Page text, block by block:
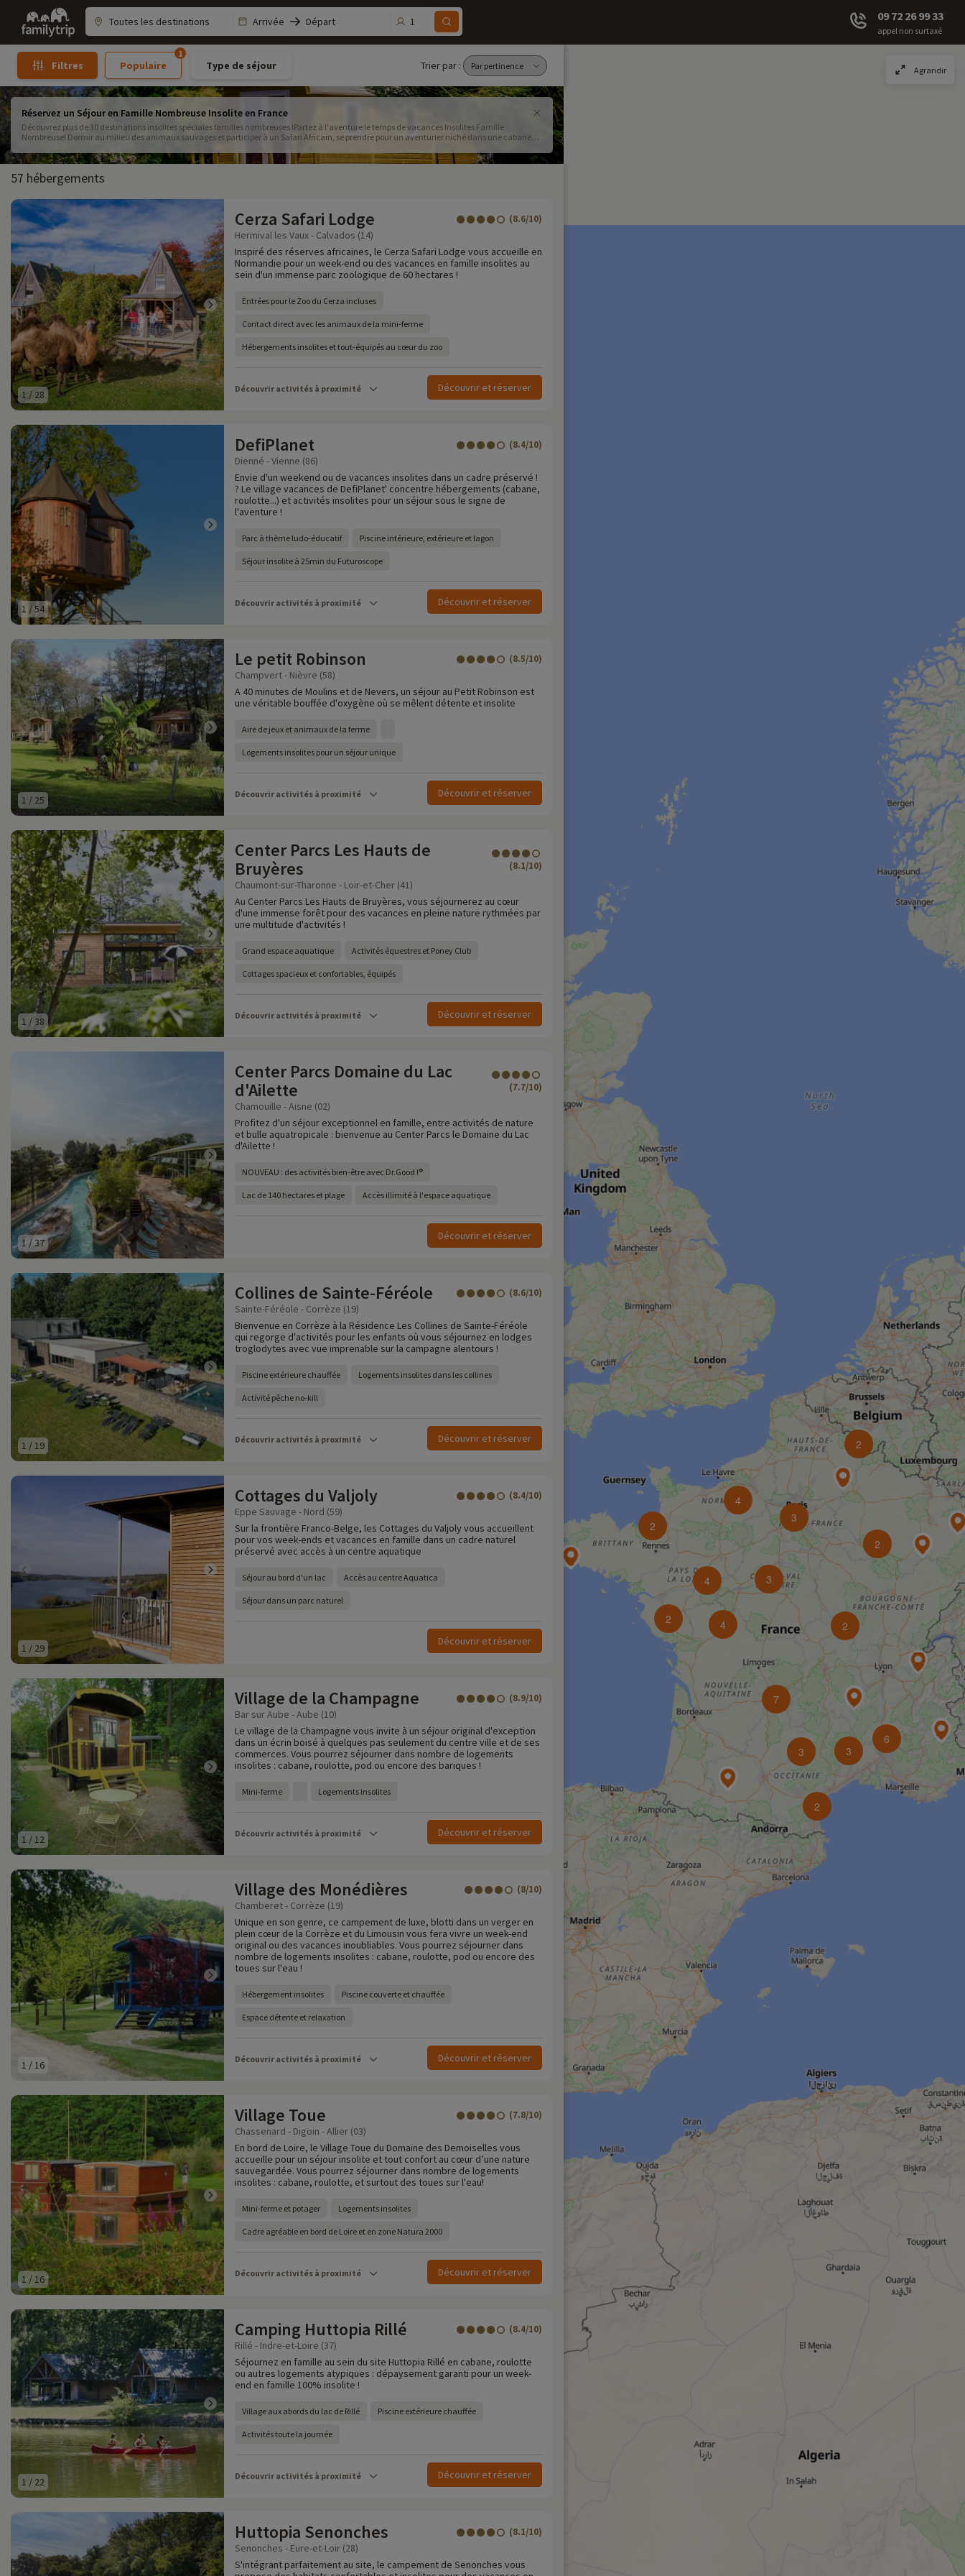
Family
trip
Arrivée Départ 1 09 72 26 99 33
appel non surtaxé
Filtres Populaire
1
Type de séjour Trier par :
Réservez un Séjour en Famille Nombreuse Insolite en France
Découvrez plus de 30 destinations insolites spéciales familles nombreuses !Partez à l'aventure le temps de vacances Insolites Famille
Nombreuse! Dormir au milieu des animaux sauvages et participer à un Safari Africain, se prendre pour un aventurier niché dans une cabane
insolites adaptés aux enfants dans toutes les régions de France
57 hébergements
1 / 28
Cerza Safari Lodge (8.6/10)
Hermival les Vaux - Calvados (14)
Inspiré des réserves africaines, le Cerza Safari Lodge vous accueille en
Normandie pour un week-end ou des vacances en famille insolites au
sein d'un immense parc zoologique de 60 hectares !
Entrées pour le Zoo du Cerza incluses
Contact direct avec les animaux de la mini-ferme
Hébergements insolites et tout-équipés au cœur du zoo
Découvrir activités à proximité Découvrir et réserver
1 /54
DefiPlanet (8.4/10)
Dienné - Vienne (86)
Envie d'un weekend ou de vacances insolites dans un cadre préservé !
? Le village vacances de DefiPlanet' concentre hébergements (cabane,
roulotte...) et activités insolites pour un séjour sous le signe de
l'aventure !
Parc à thème ludo-éducatif Piscine intérieure, extérieure et lagon
Séjour insolite à 25min du Futuroscope
Découvrir activités à proximité Découvrir et réserver
1 / 25
Le petit Robinson (8.5/10)
Champvert - Nièvre (58)
A 40 minutes de Moulins et de Nevers, un séjour au Petit Robinson est
une véritable bouffée d'oxygène où se mêlent détente et insolite
Aire de jeux et animaux de la ferme
Logements insolites pour un séjour unique
Découvrir activités à proximité Découvrir et réserver
1 /38
Center Parcs Les Hauts de
Bruyères
(8.1/10)
Chaumont-sur-Tharonne - Loir-et-Cher (41)
Au Center Parcs Les Hauts de Bruyères, vous séjournerez au cœur
d'une immense forêt pour des vacances en pleine nature rythmées par
une multitude d'activités !
Grand espace aquatique Activités équestres et Poney Club
Cottages spacieux et confortables, équipés
Découvrir activités à proximité Découvrir et réserver
1 /37
Center Parcs Domaine du Lac
d'Ailette
(7.7/10)
Chamouille - Aisne (02)
Profitez d'un séjour exceptionnel en famille, entre activités de nature
et bulle aquatropicale : bienvenue au Center Parcs le Domaine du Lac
d'Ailette !
NOUVEAU : des activités bien-être avec Dr.Good !®
Lac de 140 hectares et plage Accès illimité à l'espace aquatique
Découvrir et réserver
1 / 19
Collines de Sainte-Féréole (8.6/10)
Sainte-Féréole - Corrèze (19)
Bienvenue en Corrèze à la Résidence Les Collines de Sainte-Féréole
qui regorge d'activités pour les enfants où vous séjournez en lodges
troglodytes avec vue imprenable sur la campagne alentours !
Piscine extérieure chauffée Logements insolites dans les collines
Activité pêche no-kill
Découvrir activités à proximité Découvrir et réserver
1 / 29
Cottages du Valjoly (8.4/10)
Eppe Sauvage - Nord (59)
Sur la frontière Franco-Belge, les Cottages du Valjoly vous accueillent
pour vos week-ends et vacances en famille dans un cadre naturel
préservé avec accès à un centre aquatique
Séjour au bord d'un lac Accès au centre Aquatica
Séjour dans un parc naturel
Découvrir et réserver
1 / 12
Village de la Champagne (8.9/10)
Bar sur Aube - Aube (10)
Le village de la Champagne vous invite à un séjour original d'exception
dans un écrin boisé à quelques pas seulement du centre ville et de ses
commerces. Vous pourrez séjourner dans nombre de logements
insolites : cabane, roulotte, pod ou encore des bariques !
Mini-ferme Logements insolites
Découvrir activités à proximité Découvrir et réserver
1 /16
Village des Monédières (8/10)
Chamberet - Corrèze (19)
Unique en son genre, ce campement de luxe, blotti dans un verger en
plein cœur de la Corrèze et du Limousin vous fera vivre un week-end
original ou des vacances inoubliables. Vous pourrez séjourner dans
nombre de logements insolites : cabane, roulotte, pod ou encore des
toues sur l'eau !
Hébergement insolites Piscine couverte et chauffée
Espace détente et relaxation
Découvrir activités à proximité Découvrir et réserver
1 /16
Village Toue (7.8/10)
Chassenard - Digoin - Allier (03)
En bord de Loire, le Village Toue du Domaine des Demoiselles vous
accueille pour un séjour insolite et tout confort au cœur d’une nature
sauvegardée. Vous pourrez séjourner dans nombre de logements
insolites : cabane, roulotte, et surtout des toues sur l'eau!
Mini-ferme et potager Logements insolites
Cadre agréable en bord de Loire et en zone Natura 2000
Découvrir activités à proximité Découvrir et réserver
1 / 22
Camping Huttopia Rillé (8.4/10)
Rillé - Indre-et-Loire (37)
Séjournez en famille au sein du site Huttopia Rillé en cabane, roulotte
ou autres logements atypiques : dépaysement garanti pour un week-
end en famille 100% insolite !
Village aux abords du lac de Rillé Piscine extérieure chauffée
Activités toute la journée
Découvrir activités à proximité Découvrir et réserver
Huttopia Senonches (8.1/10)
Senonches - Eure-et-Loir (28)
S'intégrant parfaitement au site, le campement de Senonches vous
Agrandir
4
4 2
3
7
2
4
3
2
6
3
3
2
2
2